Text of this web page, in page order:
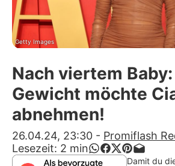
Familie & Liebe
Promiflash
Alle Themen auf
App
Team
Getty Images
Nach viertem
Gewicht möchte
abnehmen!
26.04.24, 23:30 - Promiflash
Lesezeit: 2 min
Damit du